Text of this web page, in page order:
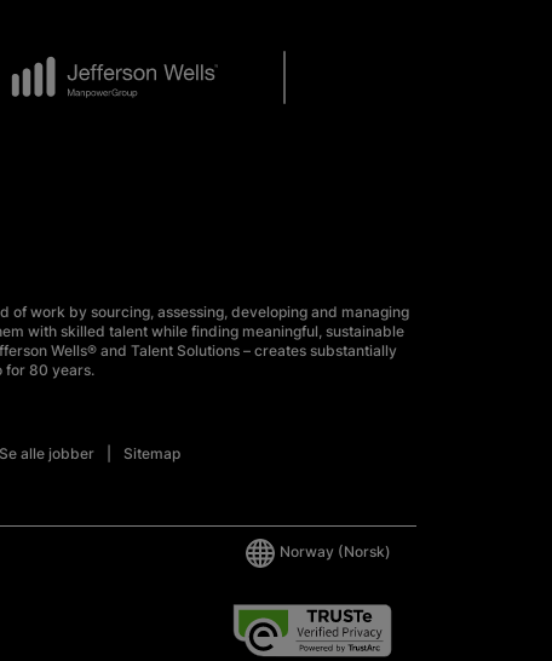
work by sourcing, assessing, developing and managing
with skilled talent while finding meaningful, sustainable
Wells® and Talent Solutions – creates substantially
for 80 years.
Se alle jobber Sitemap
Norway (Norsk)